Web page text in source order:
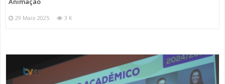
29 Maio 2025 3 K